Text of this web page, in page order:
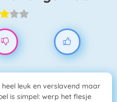
heel leuk en verslavend maar
is simpel: werp het flesje